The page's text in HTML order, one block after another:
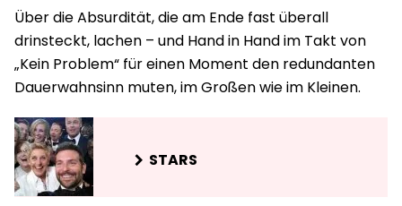
Über die Absurdität, die am Ende fast überall
drinsteckt, lachen – und Hand in Hand im Takt von
„Kein Problem“ für einen Moment den redundanten
Dauerwahnsinn muten, im Großen wie im Kleinen.
STARS